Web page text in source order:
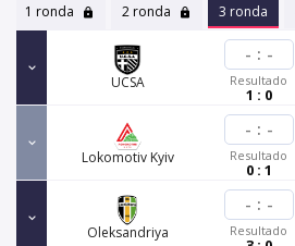
1 ronda 2 ronda 3 ronda
UCSA
- : -
Resultado
1 : 0
Lokomotiv Kyiv
- : -
Resultado
0 : 1
Oleksandriya
- : -
Resultado